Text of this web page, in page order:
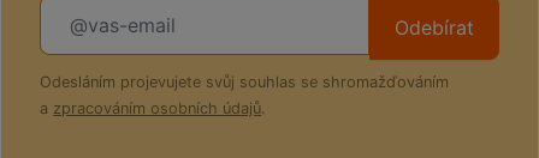
Odebírat
Odesláním projevujete svůj souhlas se shromažďováním
a zpracováním osobních údajů.